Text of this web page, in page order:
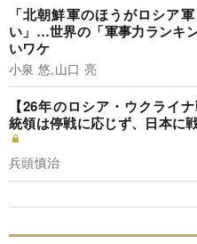
「北朝鮮軍のほうがロシア
い」…世界の「軍事力ランキ
いワケ
小泉 悠,山口 亮
【26年のロシア・ウクライ
統領は停戦に応じず、日本に
兵頭慎治